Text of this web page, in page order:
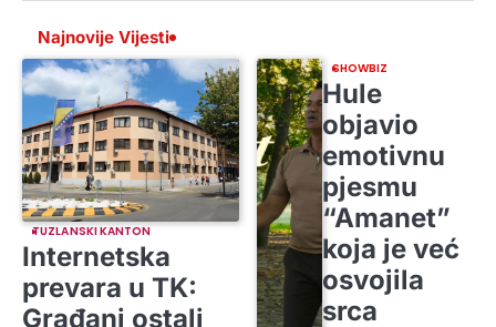
Najnovije Vijesti
TUZLANSKI KANTON
Internetska
prevara u TK:
Građani ostali
SHOWBIZ
Hule
objavio
emotivnu
pjesmu
“Amanet”
koja je već
osvojila
srca